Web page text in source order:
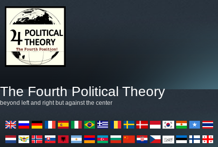
The Fourth Political Theory
beyond left and right but against the center